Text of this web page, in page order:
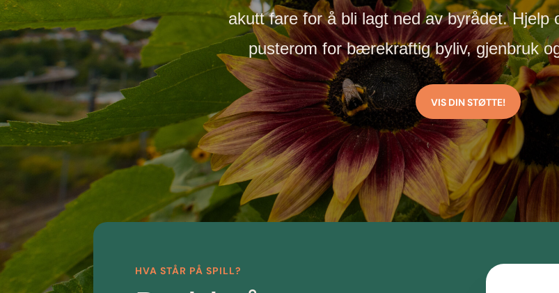
akutt fare for å bli lagt ned av byrådet. Hjelp
puste­rom for bære­kraftig byliv, gjenbruk
VIS DIN STØTTE!
HVA STÅR PÅ SPILL?